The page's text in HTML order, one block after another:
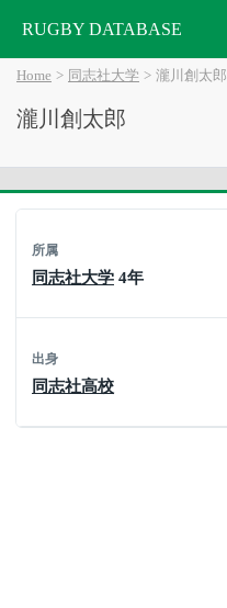
RUGBY DATABASE
Home 同志社大学 瀧川創太郎
瀧川創太郎
所属
同志社大学 4年
出身
同志社高校